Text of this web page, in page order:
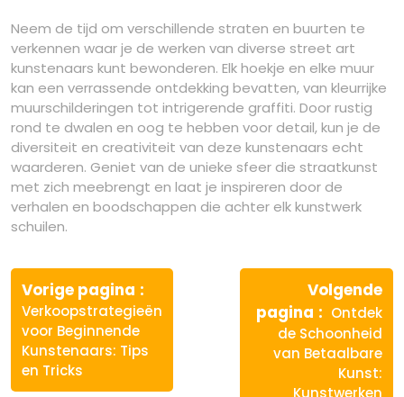
Neem de tijd om verschillende straten en buurten te
verkennen waar je de werken van diverse street art
kunstenaars kunt bewonderen. Elk hoekje en elke muur
kan een verrassende ontdekking bevatten, van kleurrijke
muurschilderingen tot intrigerende graffiti. Door rustig
rond te dwalen en oog te hebben voor detail, kun je de
diversiteit en creativiteit van deze kunstenaars echt
waarderen. Geniet van de unieke sfeer die straatkunst
met zich meebrengt en laat je inspireren door de
verhalen en boodschappen die achter elk kunstwerk
schuilen.
Berichtnavigatie
Vorige pagina
bericht:
Verkoopstrategieën
voor Beginnende
Kunstenaars: Tips
en Tricks
Volgende
pagina
Volgende
bericht:
Ontdek
de Schoonheid
van Betaalbare
Kunst: